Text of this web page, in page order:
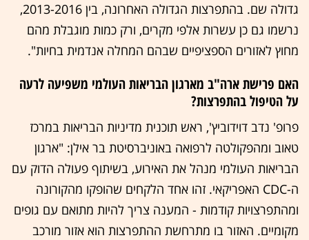
גדולה שם. בהתפרצות הגדולה האחרונה, בין 2013-2016,
נרשמו גם כן עשרות אלפי מקרים, ורק כמות מוגבלת מהם
מחוץ לאזורים הספציפיים שבהם המחלה אנדמית בחיות".
האם פרישת ארה"ב מארגון הבריאות העולמי משפיעה לרעה
על הטיפול בהתפרצות?
פרופ' נדב דוידוביץ', ראש תוכנית מדיניות הבריאות במרכז
טאוב ומהפקולטה לרפואה באוניברסיטת בר אילן: "ארגון
הבריאות העולמי מנהל את האירוע, בשיתוף פעולה הדוק עם
ה-CDC האפריקאי. זהו אחד הלקחים שהופקו מהקורונה
ומהתפרצויות קודמות - המענה צריך להיות מתואם עם גופים
מקומיים. האזור בו מתרחשת ההתפרצות הוא אזור מורכב